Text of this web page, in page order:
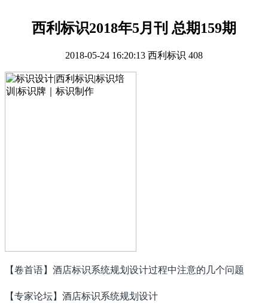
西利标识2018年5月刊 总期159期
2018-05-24 16:20:13 西利标识 408
【卷首语】酒店标识系统规划设计过程中注意的几个问题
【专家论坛】酒店标识系统规划设计